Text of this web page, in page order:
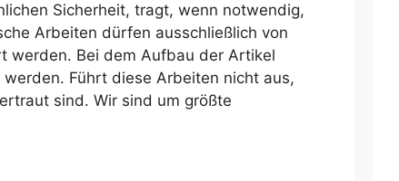
Sicherheit, tragt, wenn notwendig,
Arbeiten dürfen ausschließlich von
werden. Bei dem Aufbau der Artikel
Führt diese Arbeiten nicht aus,
sind. Wir sind um größte